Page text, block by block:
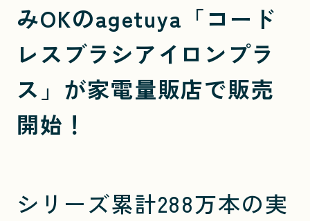
みOKのagetuya「コード
レスブラシアイロンプラ
ス」が家電量販店で販売
開始！
シリーズ累計288万本の実